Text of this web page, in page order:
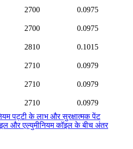
2700
0.0975
2700
0.0975
2810
0.1015
2710
0.0979
2710
0.0979
2710
0.0979
पट्टी के लाभ और सुरक्षात्मक पेंट
और एल्युमीनियम कॉइल के बीच अंतर